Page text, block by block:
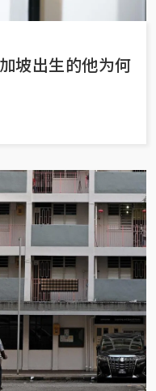
坡出生的他为何